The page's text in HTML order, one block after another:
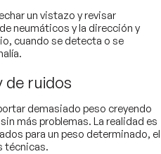
un vistazo y revisar
neumáticos y la dirección y
cuando se detecta o se
de ruidos
demasiado peso creyendo
más problemas. La realidad es
para un peso determinado, el
técnicas.